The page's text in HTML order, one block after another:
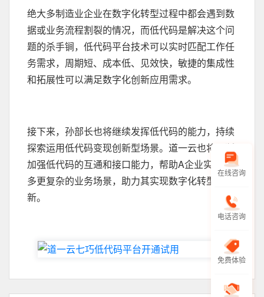
绝大多制造业企业在数字化转型过程中都会遇到数
据或业务流程割裂的情况，而低代码是解决这个问
题的杀手锏，低代码平台技术可以实时匹配工作任
务需求，周期短、成本低、见效快，敏捷的集成性
和拓展性可以满足数字化创新应用需求。
接下来，孙部长也将继续发挥低代码的能力，持续
探索运用低代码变现创新型场景。道一云也将不断
加强低代码的互通和接口能力，帮助A企业实现更
多更复杂的业务场景，助力其实现数字化转型创
新。
在线咨询
电话咨询
免费体验